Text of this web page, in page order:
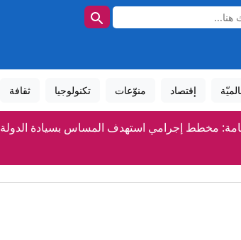
إقتصاد منوّعات تكنولوجيا ثقافة
مخطط إجرامي استهدف المساس بسيادة الدولة
«الزعيم» سيبني على ما قدمه في الموسم